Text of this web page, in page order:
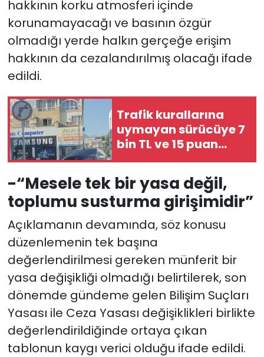
hakkının korku atmosferi içinde
korunamayacağı ve basının özgür
olmadığı yerde halkın gerçeğe erişim
hakkının da cezalandırılmış olacağı ifade
edildi.
Trafik kurallarına
uymayan sürücüye 7
bin TL ve 15 puan
ceza…
-“Mesele tek bir yasa değil,
toplumu susturma girişimidir”
Açıklamanın devamında, söz konusu
düzenlemenin tek başına
değerlendirilmesi gereken münferit bir
yasa değişikliği olmadığı belirtilerek, son
dönemde gündeme gelen Bilişim Suçları
Yasası ile Ceza Yasası değişiklikleri birlikte
değerlendirildiğinde ortaya çıkan
tablonun kaygı verici olduğu ifade edildi.